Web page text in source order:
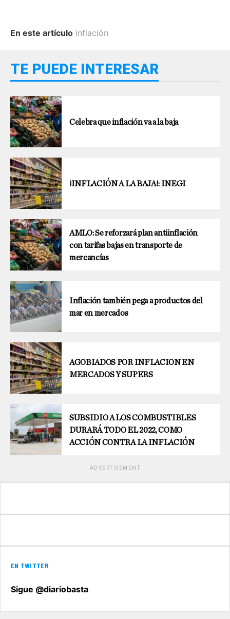
En este artículo inflación
TE PUEDE INTERESAR
Celebra que inflación va a la baja
¡INFLACIÓN A LA BAJA!: INEGI
AMLO: Se reforzará plan antiinflación
con tarifas bajas en transporte de
mercancías
Inflación también pega a productos del
mar en mercados
AGOBIADOS POR INFLACION EN
MERCADOS Y SUPERS
SUBSIDIO A LOS COMBUSTIBLES
DURARÁ TODO EL 2022, COMO
ACCIÓN CONTRA LA INFLACIÓN
ADVERTISEMENT
EN TWITTER
Sigue @diariobasta